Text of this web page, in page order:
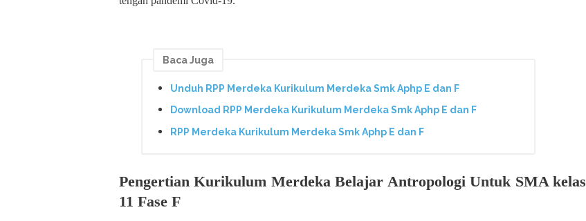
Baca Juga
Unduh RPP Merdeka Kurikulum Merdeka Smk Aphp E dan F
Download RPP Merdeka Kurikulum Merdeka Smk Aphp E dan F
RPP Merdeka Kurikulum Merdeka Smk Aphp E dan F
Pengertian Kurikulum Merdeka Belajar Antropologi Untuk SMA kelas
11 Fase F